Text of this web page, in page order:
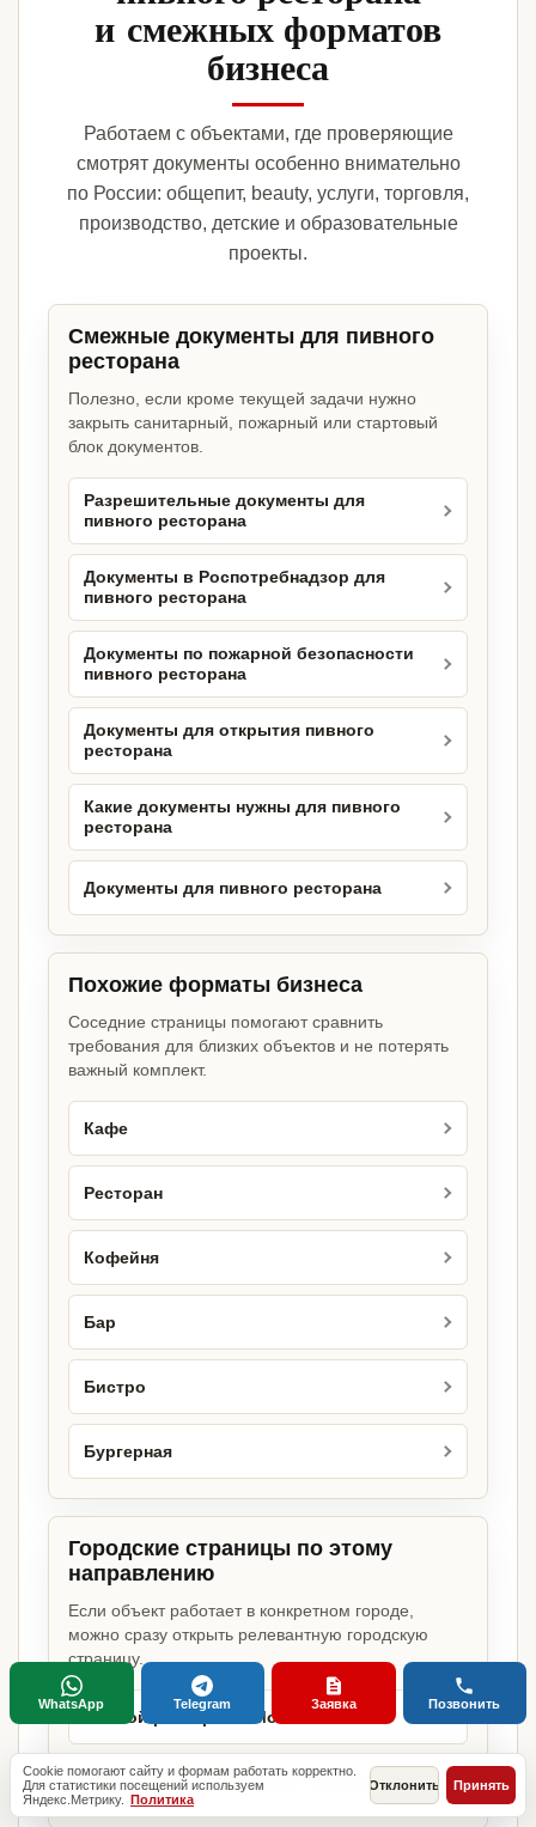
и смежных форматов
бизнеса
Работаем с объектами, где проверяющие
смотрят документы особенно внимательно
по России: общепит, beauty, услуги, торговля,
производство, детские и образовательные
проекты.
Смежные документы для пивного
ресторана
Полезно, если кроме текущей задачи нужно
закрыть санитарный, пожарный или стартовый
блок документов.
Разрешительные документы для
пивного ресторана
Документы в Роспотребнадзор для
пивного ресторана
Документы по пожарной безопасности
пивного ресторана
Документы для открытия пивного
ресторана
Какие документы нужны для пивного
ресторана
Документы для пивного ресторана
Похожие форматы бизнеса
Соседние страницы помогают сравнить
требования для близких объектов и не потерять
важный комплект.
Кафе
Ресторан
Кофейня
Бар
Бистро
Бургерная
Городские страницы по этому
направлению
Если объект работает в конкретном городе,
можно сразу открыть релевантную городскую
страницу.
Пивной ресторан в Москве
Пивной ресторан в Санкт-Петербурге
Cookie помогают сайту и формам работать корректно.
Для статистики посещений используем
Яндекс.Метрику. Политика
Отклонить Принять
WhatsApp Telegram Заявка Позвонить